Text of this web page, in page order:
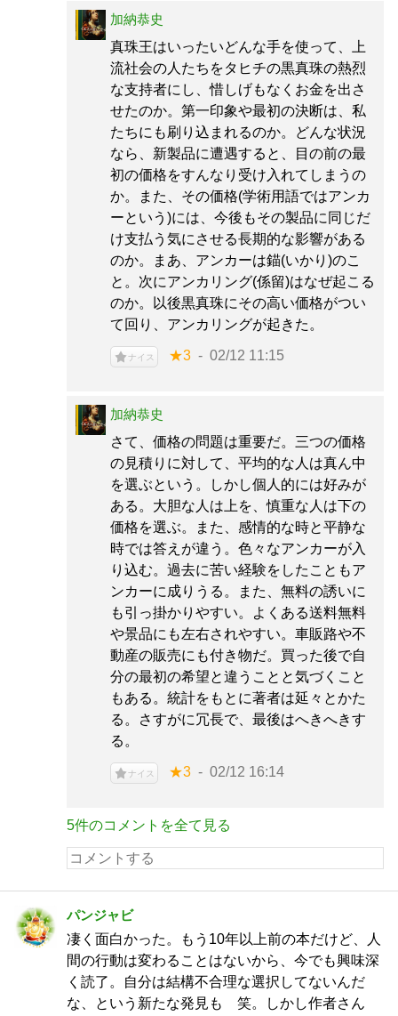
加納恭史
真珠王はいったいどんな手を使って、上
流社会の人たちをタヒチの黒真珠の熱烈
な支持者にし、惜しげもなくお金を出さ
せたのか。第一印象や最初の決断は、私
たちにも刷り込まれるのか。どんな状況
なら、新製品に遭遇すると、目の前の最
初の価格をすんなり受け入れてしまうの
か。また、その価格(学術用語ではアンカ
ーという)には、今後もその製品に同じだ
け支払う気にさせる長期的な影響がある
のか。まあ、アンカーは錨(いかり)のこ
と。次にアンカリング(係留)はなぜ起こる
のか。以後黒真珠にその高い価格がつい
て回り、アンカリングが起きた。
ナイス ★3 02/12 11:15
加納恭史
さて、価格の問題は重要だ。三つの価格
の見積りに対して、平均的な人は真ん中
を選ぶという。しかし個人的には好みが
ある。大胆な人は上を、慎重な人は下の
価格を選ぶ。また、感情的な時と平静な
時では答えが違う。色々なアンカーが入
り込む。過去に苦い経験をしたこともア
ンカーに成りうる。また、無料の誘いに
も引っ掛かりやすい。よくある送料無料
や景品にも左右されやすい。車販路や不
動産の販売にも付き物だ。買った後で自
分の最初の希望と違うことと気づくこと
もある。統計をもとに著者は延々とかた
る。さすがに冗長で、最後はへきへきす
る。
ナイス ★3 02/12 16:14
5件のコメントを全て見る
パンジャビ
凄く面白かった。もう10年以上前の本だけど、人
間の行動は変わることはないから、今でも興味深
く読了。自分は結構不合理な選択してないんだ
な、という新たな発見も 笑。しかし作者さん